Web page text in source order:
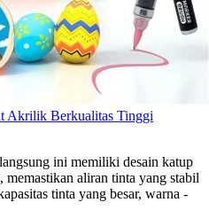
Akrilik Berkualitas Tinggi
ini memiliki desain katup
aliran tinta yang stabil
tinta yang besar, warna -